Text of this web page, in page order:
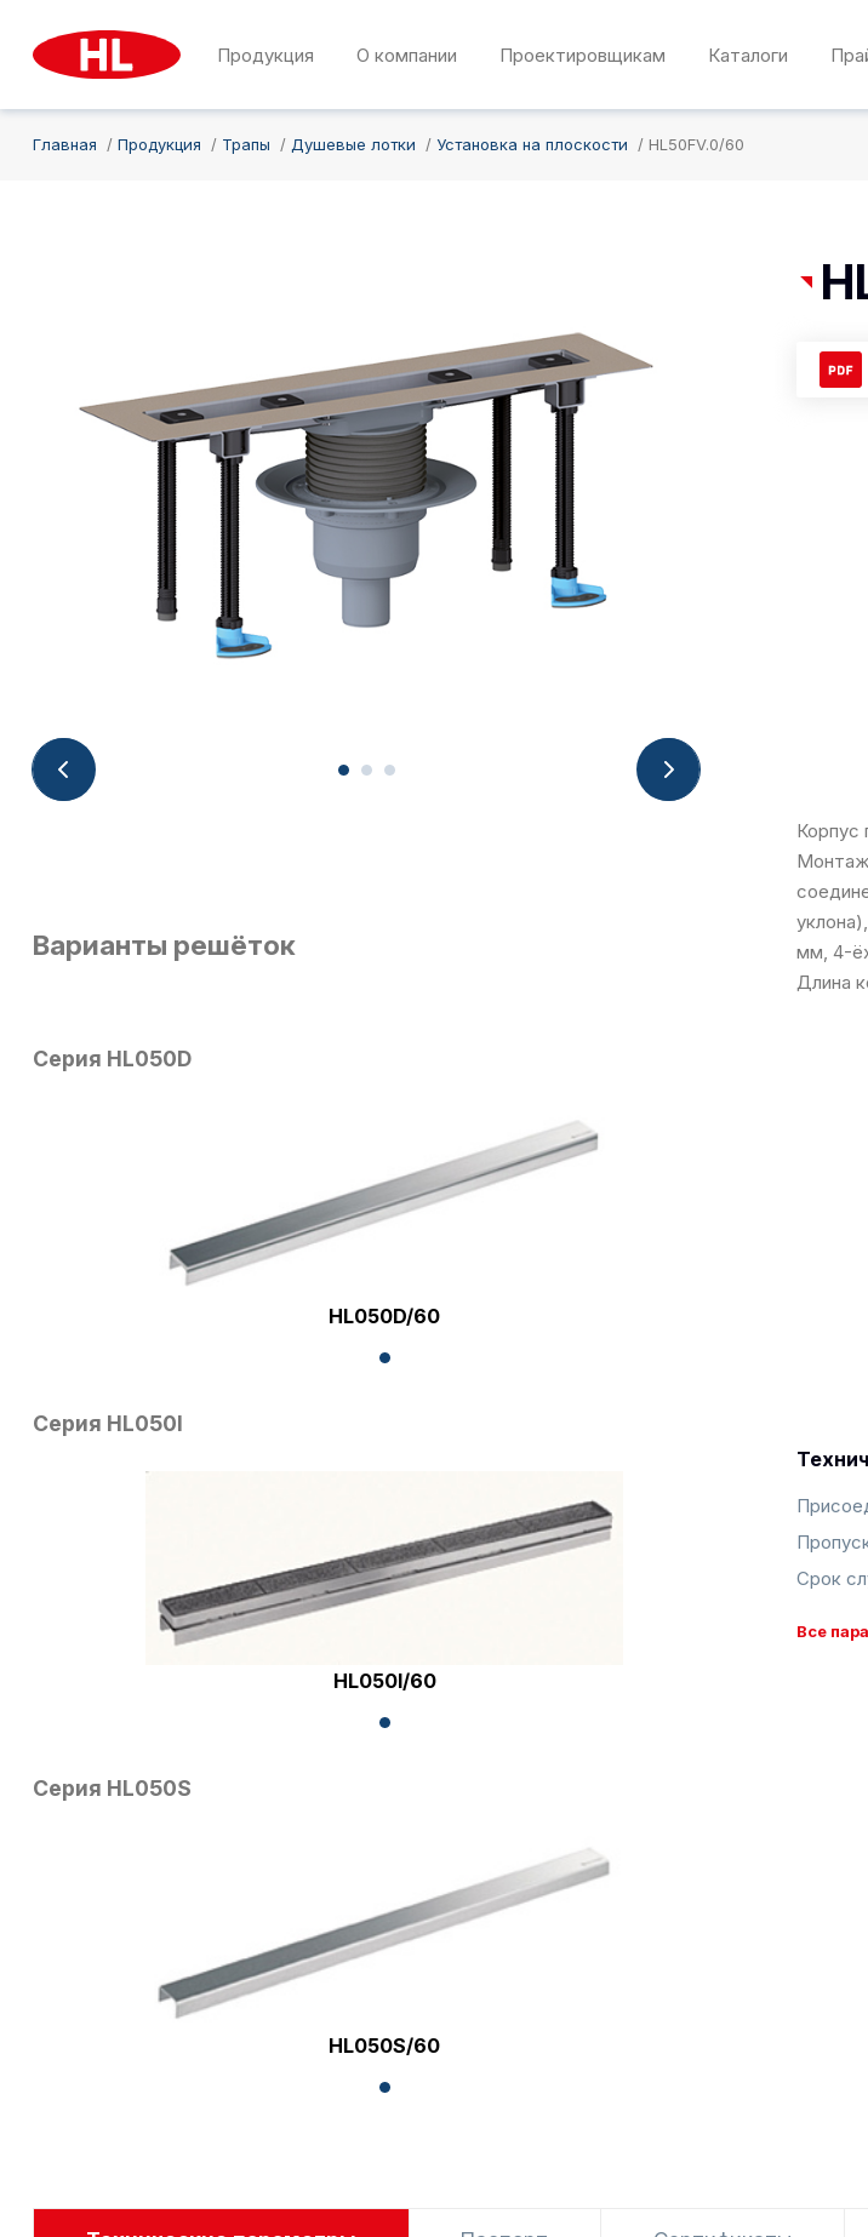
Продукция О компании Проектировщикам Каталоги
Главная Продукция Трапы Душевые лотки Установка на плоскости HL50FV.0/60
Варианты решёток
Серия HL050D
HL050D/60
Серия HL050I
HL050I/60
Серия HL050S
HL050S/60
Корпус
мм, 4-
Длина
Срок
Все